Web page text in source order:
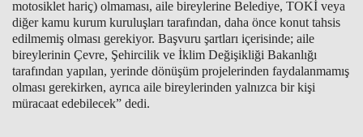
motosiklet hariç) olmaması, aile bireylerine Belediye, TOKİ veya
diğer kamu kurum kuruluşları tarafından, daha önce konut tahsis
edilmemiş olması gerekiyor. Başvuru şartları içerisinde; aile
bireylerinin Çevre, Şehircilik ve İklim Değişikliği Bakanlığı
tarafından yapılan, yerinde dönüşüm projelerinden faydalanmamış
olması gerekirken, ayrıca aile bireylerinden yalnızca bir kişi
müracaat edebilecek” dedi.